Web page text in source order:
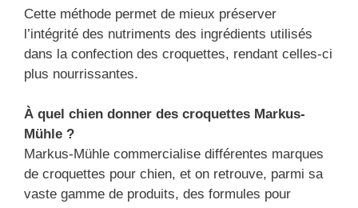
Cette méthode permet de mieux préserver
l’intégrité des nutriments des ingrédients utilisés
dans la confection des croquettes, rendant celles-ci
plus nourrissantes.
À quel chien donner des croquettes Markus-
Mühle ?
Markus-Mühle commercialise différentes marques
de croquettes pour chien, et on retrouve, parmi sa
vaste gamme de produits, des formules pour